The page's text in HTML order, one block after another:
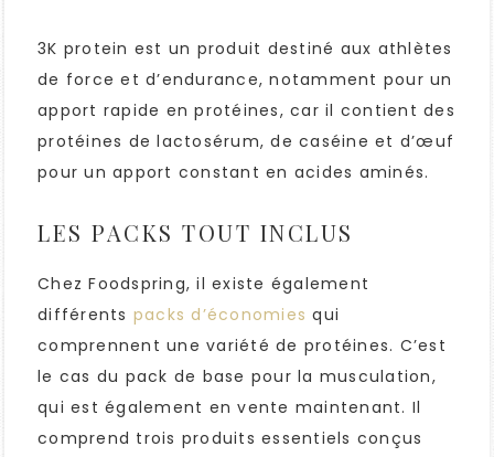
3K protein est un produit destiné aux athlètes
de force et d’endurance, notamment pour un
apport rapide en protéines, car il contient des
protéines de lactosérum, de caséine et d’œuf
pour un apport constant en acides aminés.
LES PACKS TOUT INCLUS
Chez Foodspring, il existe également
différents packs d’économies qui
comprennent une variété de protéines. C’est
le cas du pack de base pour la musculation,
qui est également en vente maintenant. Il
comprend trois produits essentiels conçus